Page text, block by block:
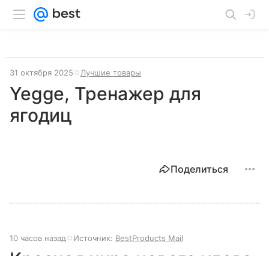
31 октября 2025 Лучшие товары
Yegge, Тренажер для
ягодиц
Поделиться
10 часов назад Источник: BestProducts Mail